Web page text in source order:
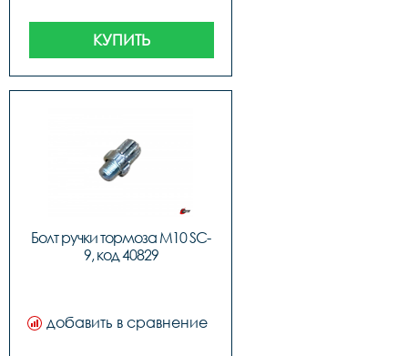
КУПИТЬ
Болт ручки тормоза M10 SC-
9, код 40829
добавить в сравнение